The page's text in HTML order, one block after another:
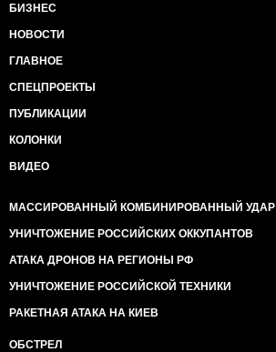
БИЗНЕС
НОВОСТИ
ГЛАВНОЕ
СПЕЦПРОЕКТЫ
ПУБЛИКАЦИИ
КОЛОНКИ
ВИДЕО
МАССИРОВАННЫЙ КОМБИНИРОВАННЫЙ УДАР
УНИЧТОЖЕНИЕ РОССИЙСКИХ ОККУПАНТОВ
АТАКА ДРОНОВ НА РЕГИОНЫ РФ
УНИЧТОЖЕНИЕ РОССИЙСКОЙ ТЕХНИКИ
РАКЕТНАЯ АТАКА НА КИЕВ
ОБСТРЕЛ